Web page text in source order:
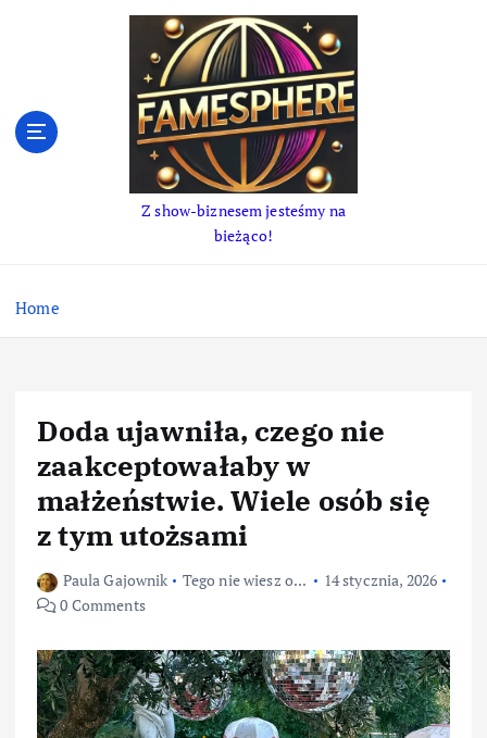
Z show-biznesem jesteśmy na
bieżąco!
Home
Doda ujawniła, czego nie
zaakceptowałaby w
małżeństwie. Wiele osób się
z tym utożsami
Paula Gajownik Tego nie wiesz o...
14 stycznia, 2026
0 Comments